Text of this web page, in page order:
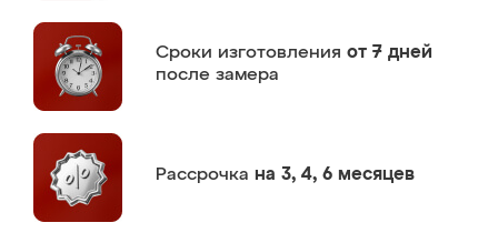
Сроки изготовления от 7 дней
после замера
Рассрочка на 3, 4, 6 месяцев